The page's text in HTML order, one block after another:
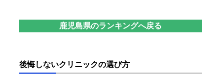
鹿児島県のランキングへ戻る
後悔しないクリニックの選び方